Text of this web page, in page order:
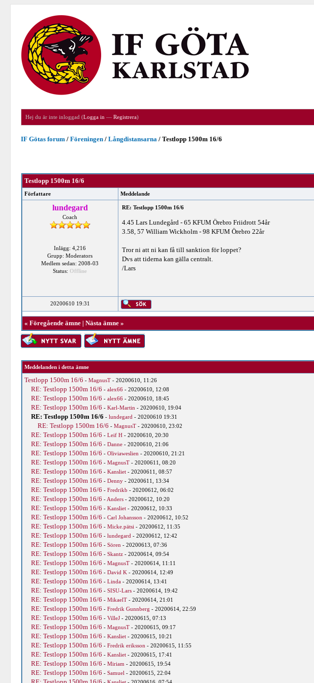
Hej du är inte inloggad (Logga in —Registrera)
IF Götas forum /Föreningen /Långdistansarna /Testlopp 1500m 16/6
Testlopp 1500m 16/6
Författare Meddelande
lundegard
Coach
Inlägg: 4,216
Grupp: Moderators
Medlem sedan: 2008-03
Status: Offline
RE: Testlopp 1500m 16/6
4.45 Lars Lundegård - 65 KFUM Örebro Friidrott 54år
3.58, 57 William Wickholm - 98 KFUM Örebro 22år
Tror ni att ni kan få till sanktion för loppet?
Dvs att tiderna kan gälla centralt.
/Lars
20200610 19:31
« Föregående ämne| Nästa ämne»
Meddelanden i detta ämne
Testlopp 1500m 16/6 - MagnusT- 20200610, 11:26
RE: Testlopp 1500m 16/6 - alex66- 20200610, 12:08
RE: Testlopp 1500m 16/6 - alex66- 20200610, 18:45
RE: Testlopp 1500m 16/6 - Karl-Martin - 20200610, 19:04
RE: Testlopp 1500m 16/6 - lundegard - 20200610 19:31
RE: Testlopp 1500m 16/6 - MagnusT- 20200610, 23:02
RE: Testlopp 1500m 16/6 - Leif H- 20200610, 20:30
RE: Testlopp 1500m 16/6 - Danne- 20200610, 21:06
RE: Testlopp 1500m 16/6 - Oliviaweslien - 20200610, 21:21
RE: Testlopp 1500m 16/6 - MagnusT- 20200611, 08:20
RE: Testlopp 1500m 16/6 - Kansliet- 20200611, 08:57
RE: Testlopp 1500m 16/6 - Denny- 20200611, 13:34
RE: Testlopp 1500m 16/6 - Fredrikb - 20200612, 06:02
RE: Testlopp 1500m 16/6 - Anders- 20200612, 10:20
RE: Testlopp 1500m 16/6 - Kansliet- 20200612, 10:33
RE: Testlopp 1500m 16/6 - Carl Johansson - 20200612, 10:52
RE: Testlopp 1500m 16/6 - Micke.pätsi - 20200612, 11:35
RE: Testlopp 1500m 16/6 - lundegard - 20200612, 12:42
RE: Testlopp 1500m 16/6 - Sören - 20200613, 07:36
RE: Testlopp 1500m 16/6 - Skantz- 20200614, 09:54
RE: Testlopp 1500m 16/6 - MagnusT- 20200614, 11:11
RE: Testlopp 1500m 16/6 - David K - 20200614, 12:49
RE: Testlopp 1500m 16/6 - Linda- 20200614, 13:41
RE: Testlopp 1500m 16/6 - SISU-Lars- 20200614, 19:42
RE: Testlopp 1500m 16/6 - MikaelT- 20200614, 21:01
RE: Testlopp 1500m 16/6 - Fredrik Gunnberg - 20200614, 22:59
RE: Testlopp 1500m 16/6 - VilleJ- 20200615, 07:13
RE: Testlopp 1500m 16/6 - MagnusT- 20200615, 09:17
RE: Testlopp 1500m 16/6 - Kansliet- 20200615, 10:21
RE: Testlopp 1500m 16/6 - Fredrik eriksson - 20200615, 11:55
RE: Testlopp 1500m 16/6 - Kansliet- 20200615, 17:41
RE: Testlopp 1500m 16/6 - Miriam - 20200615, 19:54
RE: Testlopp 1500m 16/6 - Samuel - 20200615, 22:04